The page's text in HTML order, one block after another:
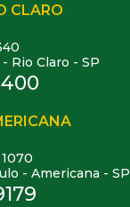
CLARO
Rio Claro - SP
- Americana - SP